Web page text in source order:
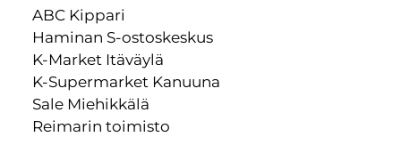
ABC Kippari
Haminan S-ostoskeskus
K-Market Itäväylä
K-Supermarket Kanuuna
Sale Miehikkälä
Reimarin toimisto